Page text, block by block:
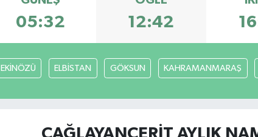
05:32 12:42
EKİNÖZÜ ELBİSTAN GÖKSUN KAHRAMANMARAŞ